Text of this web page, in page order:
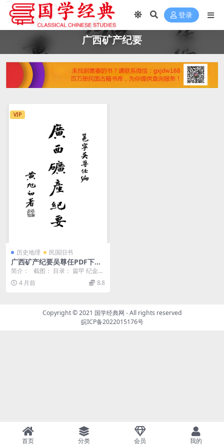
登录
广西矿产纪要
VIP
历史地理 民国旧书
广西矿产纪要吴尊任PDF下载,
民国广西地区矿产研究史料
简介： 截图： 目录： 篇甲 纪金属
矿 9 一 金矿 9 附湖南开...
4 月前 8.8
Copyright © 2021 国学经典网 - All rights reserved
皖ICP备2022015176号
首页 分类 会员 我的